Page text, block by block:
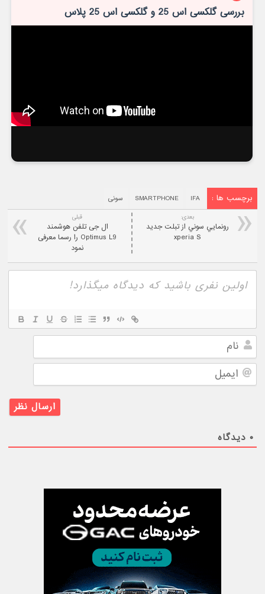
بررسی گلکسی اس 25 و گلکسی اس 25 پلاس
برچسب ها : IFA
SMARTPHONE سونی
قبلی
ال جی تلفن هوشمند
Optimus L9 را رسما معرفی
نمود
بعدی:
رونمايي سوني از تبلت جديد
xperia S
نام
ایمیل
۰ دیدگاه